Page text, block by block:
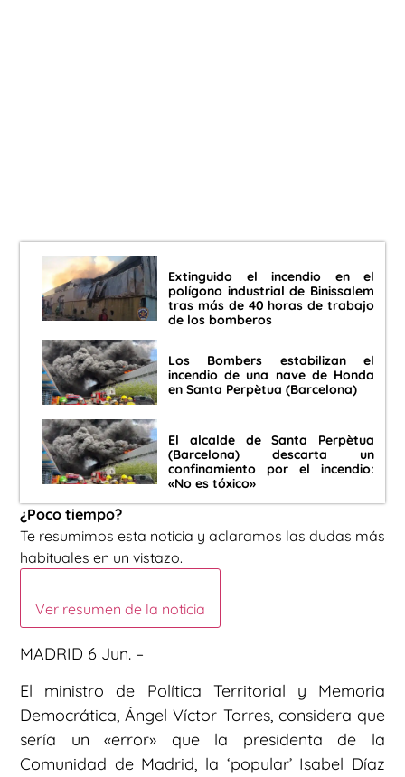
Extinguido el incendio en el
polígono industrial de Binissalem
tras más de 40 horas de trabajo
de los bomberos
Los Bombers estabilizan el
incendio de una nave de Honda
en Santa Perpètua (Barcelona)
El alcalde de Santa Perpètua
(Barcelona) descarta un
confinamiento por el incendio:
«No es tóxico»
¿Poco tiempo?
Te resumimos esta noticia y aclaramos las dudas más
habituales en un vistazo.
Ver resumen de la noticia
MADRID 6 Jun. –
El ministro de Política Territorial y Memoria
Democrática, Ángel Víctor Torres, considera que
sería un «error» que la presidenta de la
Comunidad de Madrid, la ‘popular’ Isabel Díaz